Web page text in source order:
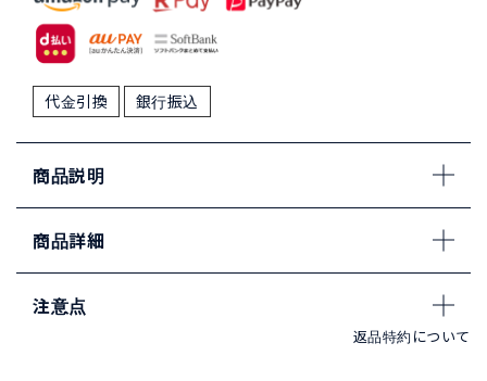
代金引換 銀行振込
商品説明
商品詳細
注意点
返品特約について